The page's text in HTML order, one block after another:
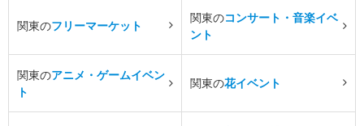
関東のフリーマーケット
関東のコンサート・音楽イベ
ント
関東のアニメ・ゲームイベン
ト
関東の花イベント